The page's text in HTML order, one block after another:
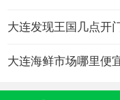
大连发现王国几点开
大连海鲜市场哪里便